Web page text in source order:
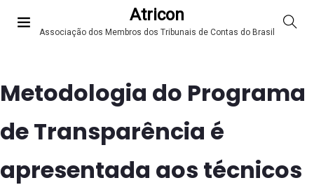
Atricon
Associação dos Membros dos Tribunais de Contas do Brasil
Metodologia do Programa
de Transparência é
apresentada aos técnicos